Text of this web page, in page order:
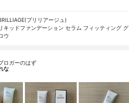
ブリリアージュ)
キッドファンデーション セラム フィッティング グ
ウ
ロガーのはず
な